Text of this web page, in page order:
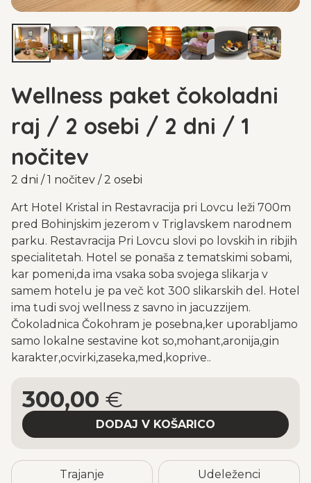
Wellness paket čokoladni
raj / 2 osebi / 2 dni / 1
nočitev
2 dni / 1 nočitev / 2 osebi
Art Hotel Kristal in Restavracija pri Lovcu leži 700m
pred Bohinjskim jezerom v Triglavskem narodnem
parku. Restavracija Pri Lovcu slovi po lovskih in ribjih
specialitetah. Hotel se ponaša z tematskimi sobami,
kar pomeni,da ima vsaka soba svojega slikarja v
samem hotelu je pa več kot 300 slikarskih del. Hotel
ima tudi svoj wellness z savno in jacuzzijem.
Čokoladnica Čokohram je posebna,ker uporabljamo
samo lokalne sestavine kot so,mohant,aronija,gin
karakter,ocvirki,zaseka,med,koprive..
300,00 €
Trajanje
Udeleženci